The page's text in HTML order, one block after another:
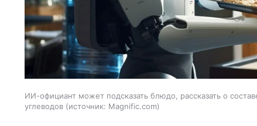
ИИ-официант может подсказать блюдо, рассказать о
углеводов
источник: Magnific.com